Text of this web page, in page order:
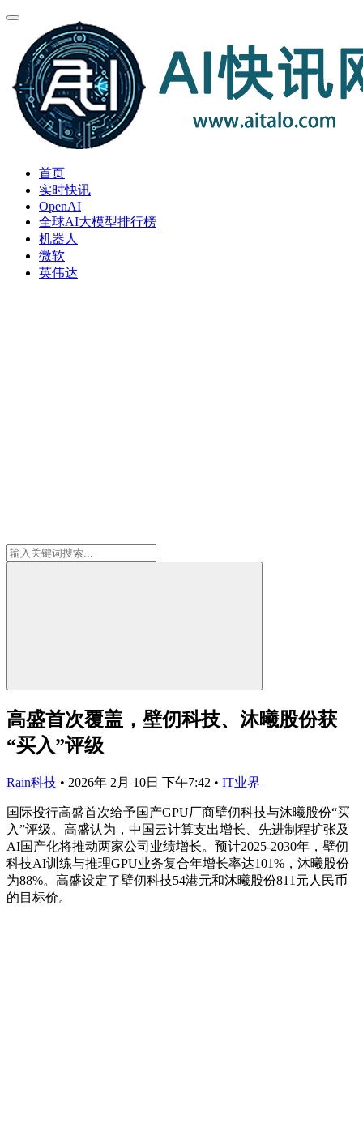
首页
实时快讯
OpenAI
全球AI大模型排行榜
机器人
微软
英伟达
高盛首次覆盖，壁仞科技、沐曦股份获
“买入”评级
Rain科技 • 2026年 2月 10日 下午7:42 • IT业界
国际投行高盛首次给予国产GPU厂商壁仞科技与沐曦股份“买
入”评级。高盛认为，中国云计算支出增长、先进制程扩张及
AI国产化将推动两家公司业绩增长。预计2025-2030年，壁仞
科技AI训练与推理GPU业务复合年增长率达101%，沐曦股份
为88%。高盛设定了壁仞科技54港元和沐曦股份811元人民币
的目标价。